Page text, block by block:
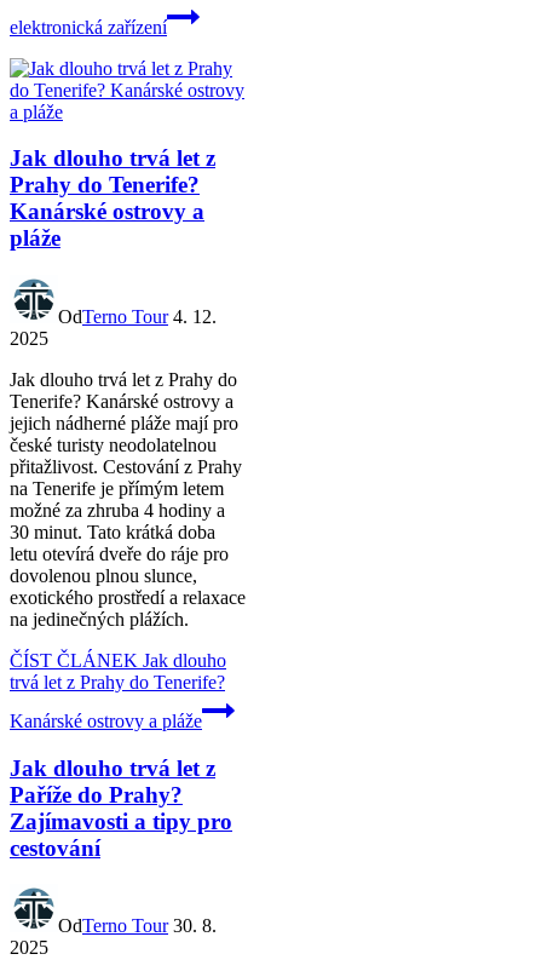
elektronická zařízení
Jak dlouho trvá let z
Prahy do Tenerife?
Kanárské ostrovy a
pláže
OdTerno Tour 4. 12.
2025
Jak dlouho trvá let z Prahy do
Tenerife? Kanárské ostrovy a
jejich nádherné pláže mají pro
české turisty neodolatelnou
přitažlivost. Cestování z Prahy
na Tenerife je přímým letem
možné za zhruba 4 hodiny a
30 minut. Tato krátká doba
letu otevírá dveře do ráje pro
dovolenou plnou slunce,
exotického prostředí a relaxace
na jedinečných plážích.
ČÍST ČLÁNEK Jak dlouho
trvá let z Prahy do Tenerife?
Kanárské ostrovy a pláže
Jak dlouho trvá let z
Paříže do Prahy?
Zajímavosti a tipy pro
cestování
OdTerno Tour 30. 8.
2025